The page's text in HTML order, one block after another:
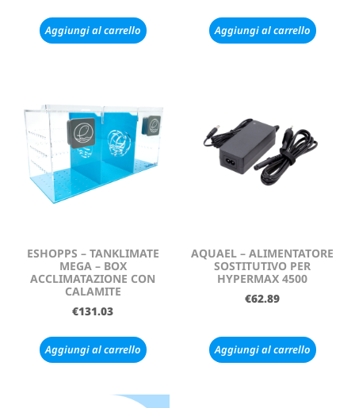
Aggiungi al carrello Aggiungi al carrello
ESHOPPS – TANKLIMATE
MEGA – BOX
ACCLIMATAZIONE CON
CALAMITE
€131.03
Aggiungi al carrello
AQUAEL – ALIMENTATORE
SOSTITUTIVO PER
HYPERMAX 4500
€62.89
Aggiungi al carrello